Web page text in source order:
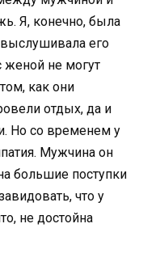
Я, конечно, была
его
женой не могут
как они
отдых, да и
Но со временем у
Мужчина он
большие поступки
что у
не достойна